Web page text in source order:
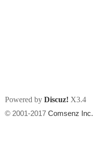
Powered by Discuz! X3.4
© 2001-2017 Comsenz Inc.